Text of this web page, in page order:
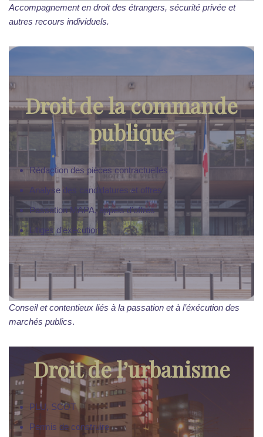
Accompagnement en droit des étrangers, sécurité privée et
autres recours individuels.
Droit de la commande
publique
Rédaction des pièces contractuelles
Analyse des candidatures et offres
Passation MAPA, appels d’offres
Litiges d’exécution
Conseil et contentieux liés à la passation et à l’éxécution des
marchés publics.
Droit de l’urbanisme
PLU, SCOT
Permis de construire